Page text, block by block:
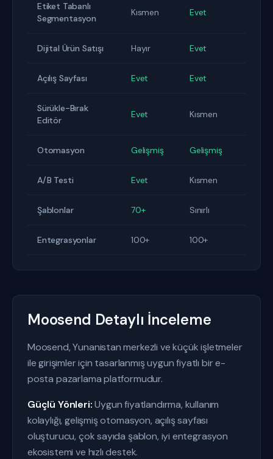
Etiket Tabanlı
Segmentasyon
Kısmen Evet
Dijital Ürün Satışı Hayır Evet
Açılış Sayfası Evet Evet
Sürükle-Bırak
Editör
Evet Kısmen
Otomasyon Gelişmiş Gelişmiş
A/B Testi Evet Kısmen
Şablonlar 70+ Sınırlı
Entegrasyonlar 100+ 100+
Moosend Detaylı İnceleme
Moosend, Yunanistan merkezli ve küçük işletmeler
ile girişimler için tasarlanmış uygun fiyatlı bir e-
posta pazarlama platformudur.
Güçlü Yönleri:Uygun fiyatlandırma, kullanım
kolaylığı, gelişmiş otomasyon, açılış sayfası
oluşturucu, çok sayıda şablon, iyi entegrasyon
ekosistemi ve hızlı destek.